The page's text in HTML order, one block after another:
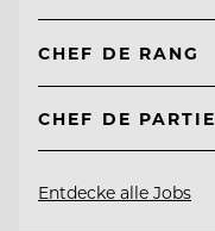
CHEF DE RANG
CHEF DE PARTIE
Entdecke alle Jobs